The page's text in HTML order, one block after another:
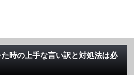
時の上手な言い訳と対処法は必